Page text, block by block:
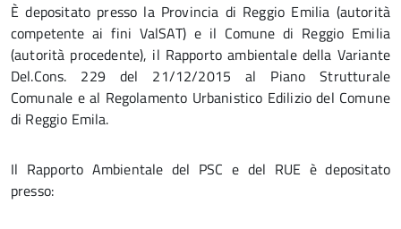
È depositato presso la Provincia di Reggio Emilia (autorità
competente ai fini ValSAT) e il Comune di Reggio Emilia
(autorità procedente), il Rapporto ambientale della Variante
Del.Cons. 229 del 21/12/2015 al Piano Strutturale
Comunale e al Regolamento Urbanistico Edilizio del Comune
di Reggio Emila.
Il Rapporto Ambientale del PSC e del RUE è depositato
presso: